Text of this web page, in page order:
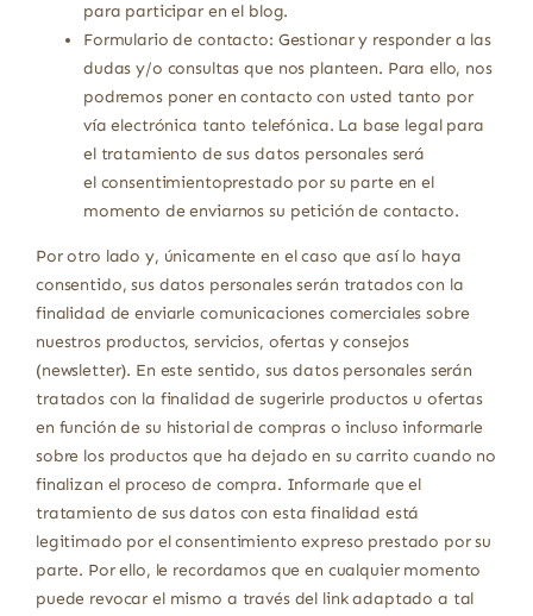
para participar en el blog.
Formulario de contacto: Gestionar y responder a las
dudas y/o consultas que nos planteen. Para ello, nos
podremos poner en contacto con usted tanto por
vía electrónica tanto telefónica. La base legal para
el tratamiento de sus datos personales será
el consentimientoprestado por su parte en el
momento de enviarnos su petición de contacto.
Por otro lado y, únicamente en el caso que así lo haya
consentido, sus datos personales serán tratados con la
finalidad de enviarle comunicaciones comerciales sobre
nuestros productos, servicios, ofertas y consejos
(newsletter). En este sentido, sus datos personales serán
tratados con la finalidad de sugerirle productos u ofertas
en función de su historial de compras o incluso informarle
sobre los productos que ha dejado en su carrito cuando no
finalizan el proceso de compra. Informarle que el
tratamiento de sus datos con esta finalidad está
legitimado por el consentimiento expreso prestado por su
parte. Por ello, le recordamos que en cualquier momento
puede revocar el mismo a través del link adaptado a tal